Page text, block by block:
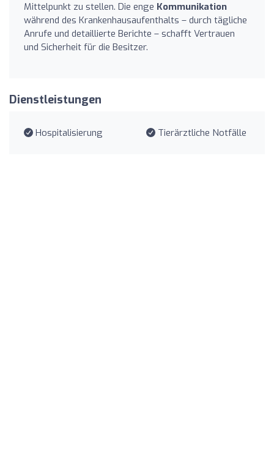
Mittelpunkt zu stellen. Die enge Kommunikation
während des Krankenhausaufenthalts – durch tägliche
Anrufe und detaillierte Berichte – schafft Vertrauen
und Sicherheit für die Besitzer.
Dienstleistungen
Hospitalisierung Tierärztliche Notfälle